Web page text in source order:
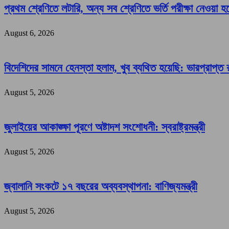
প্রথম শ্রেণিতে লটারি, অন্য সব শ্রেণিতে ভর্তি পরীক্ষা নেওয়া
August 6, 2026
বিদেশিদের সামনে হেনস্তা হলাম, খুব ব্যথিত হয়েছি: ভারপ্রাপ্ত
August 5, 2026
জুলাইয়ের আকাঙ্ক্ষা পূরণে অষ্টাদশ সংশোধনী: স্বরাষ্ট্রমন্ত্রী
August 5, 2026
জ্বালানি সংকটে ১৭ বছরের অব্যবস্থাপনা: বাণিজ্যমন্ত্রী
August 5, 2026